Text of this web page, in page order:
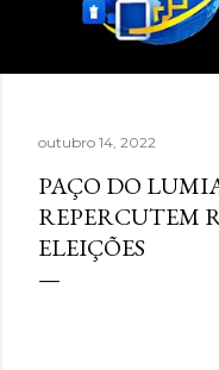
outubro 14, 2022
PAÇO DO
REPERCUTEM
ELEIÇÕES